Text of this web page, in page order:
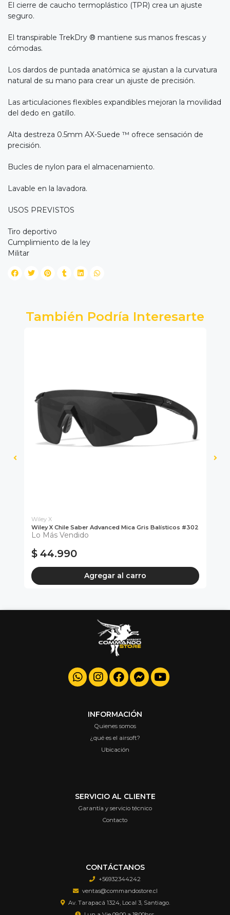
El cierre de caucho termoplástico (TPR) crea un ajuste
seguro.
El transpirable TrekDry ® mantiene sus manos frescas y
cómodas.
Los dardos de puntada anatómica se ajustan a la curvatura
natural de su mano para crear un ajuste de precisión.
Las articulaciones flexibles expandibles mejoran la movilidad
del dedo en gatillo.
Alta destreza 0.5mm AX-Suede ™ ofrece sensación de
precisión.
Bucles de nylon para el almacenamiento.
Lavable en la lavadora.
USOS PREVISTOS
Tiro deportivo
Cumplimiento de la ley
Militar
También Podría Interesarte
Wiley X
Wiley X Chile Saber Advanced Mica Gris Balísticos #302
Lo Más Vendido
$ 44.990
Agregar al carro
INFORMACIÓN
Quienes somos
¿qué es el airsoft?
Ubicación
SERVICIO AL CLIENTE
Garantía y servicio técnico
Contacto
CONTÁCTANOS
+56932344242
ventas@commandostore.cl
Av. Tarapacá 1324, Local 3, Santiago.